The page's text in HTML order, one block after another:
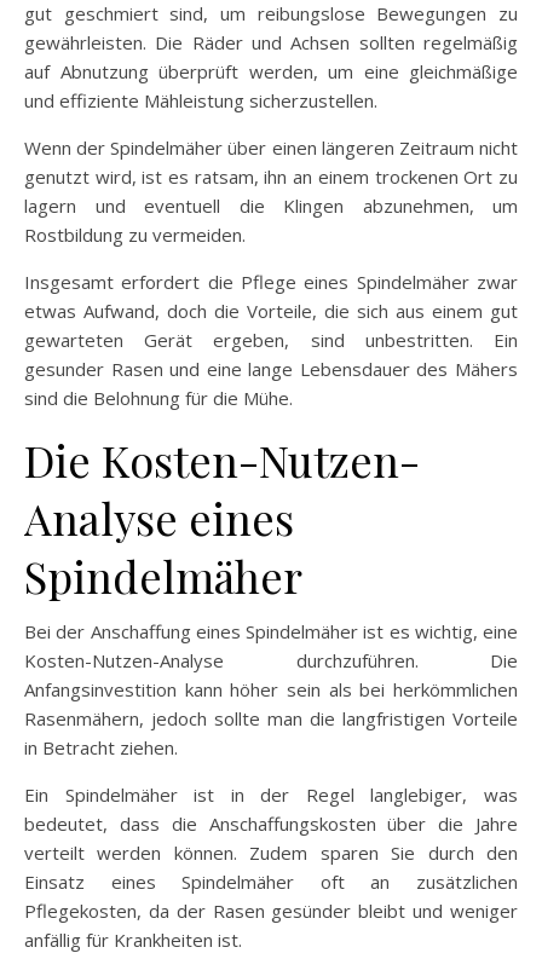
gut geschmiert sind, um reibungslose Bewegungen zu
gewährleisten. Die Räder und Achsen sollten regelmäßig
auf Abnutzung überprüft werden, um eine gleichmäßige
und effiziente Mähleistung sicherzustellen.
Wenn der Spindelmäher über einen längeren Zeitraum nicht
genutzt wird, ist es ratsam, ihn an einem trockenen Ort zu
lagern und eventuell die Klingen abzunehmen, um
Rostbildung zu vermeiden.
Insgesamt erfordert die Pflege eines Spindelmäher zwar
etwas Aufwand, doch die Vorteile, die sich aus einem gut
gewarteten Gerät ergeben, sind unbestritten. Ein
gesunder Rasen und eine lange Lebensdauer des Mähers
sind die Belohnung für die Mühe.
Die Kosten-Nutzen-
Analyse eines
Spindelmäher
Bei der Anschaffung eines Spindelmäher ist es wichtig, eine
Kosten-Nutzen-Analyse durchzuführen. Die
Anfangsinvestition kann höher sein als bei herkömmlichen
Rasenmähern, jedoch sollte man die langfristigen Vorteile
in Betracht ziehen.
Ein Spindelmäher ist in der Regel langlebiger, was
bedeutet, dass die Anschaffungskosten über die Jahre
verteilt werden können. Zudem sparen Sie durch den
Einsatz eines Spindelmäher oft an zusätzlichen
Pflegekosten, da der Rasen gesünder bleibt und weniger
anfällig für Krankheiten ist.